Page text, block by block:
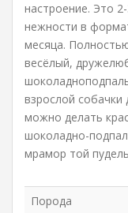
настроение. Это
нежности в
месяца.
весёлый,
взрослой собачки
можно делать
шоколадно-
мрамор той
Порода